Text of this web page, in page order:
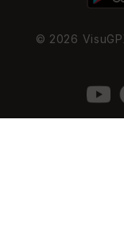
© 2026